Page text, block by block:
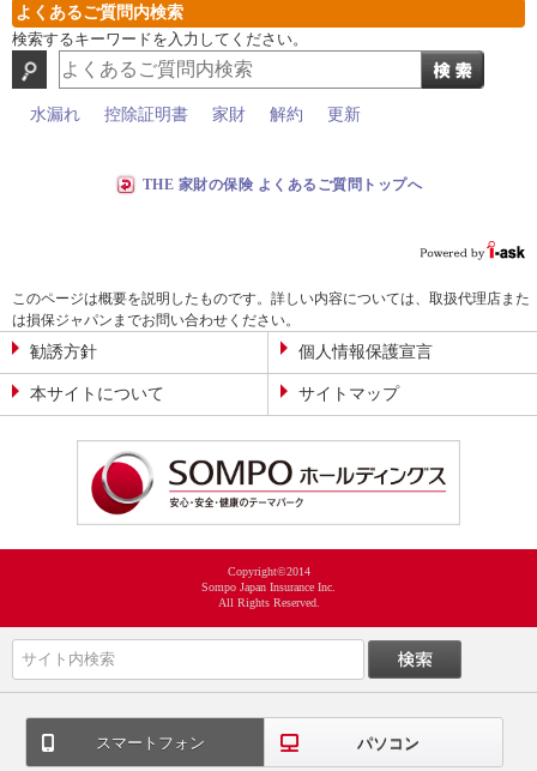
よくあるご質問内検索
検索するキーワードを入力してください。
水漏れ 控除証明書 家財 解約 更新
THE 家財の保険 よくあるご質問トップへ
このページは概要を説明したものです。詳しい内容については、取扱代理店また
は損保ジャパンまでお問い合わせください。
勧誘方針 個人情報保護宣言
本サイトについて サイトマップ
Copyright©2014
Sompo Japan Insurance Inc.
All Rights Reserved.
スマートフォン パソコン